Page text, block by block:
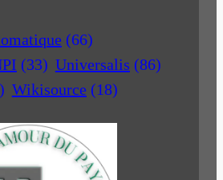
(66)
(33) Universalis (86)
Wikisource (18)